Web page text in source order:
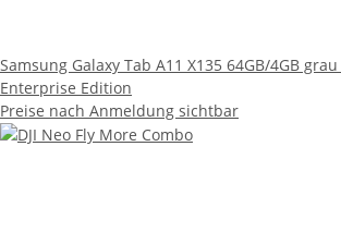
Samsung Galaxy Tab A11 X135 64GB/4GB
Enterprise Edition
Preise nach Anmeldung sichtbar